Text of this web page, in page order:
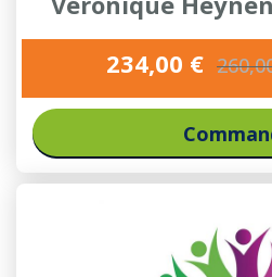
234,00 €